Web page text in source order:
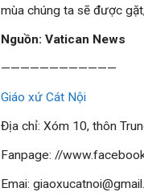
mùa chúng ta sẽ được
Nguồn: Vatican News
————————————
Giáo xứ Cát Nội
Địa chỉ: Xóm 10, thôn
Fanpage: //
Emai: